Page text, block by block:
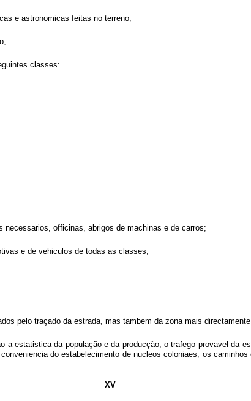
e astronomicas feitas no terreno;
classes:
officinas, abrigos de machinas e de carros;
e de vehiculos de todas as classes;
pelo traçado da estrada, mas tambem da zona mais
estatistica da população e da producção, o trafego provavel da
do estabelecimento de nucleos coloniaes, os
XV